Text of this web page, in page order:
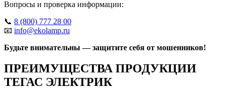
Вопросы и проверка информации:
📞 8 (800) 777 28 00
📧 info@ekolamp.ru
Будьте внимательны — защитите себя от мошенников!
ПРЕИМУЩЕСТВА ПРОДУКЦИИ
ТЕГАС ЭЛЕКТРИК